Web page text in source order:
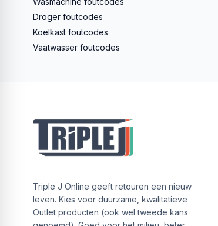
Droger foutcodes
Koelkast foutcodes
Vaatwasser foutcodes
Triple J Online geeft retouren een nieuw
leven. Kies voor duurzame, kwalitatieve
Outlet producten (ook wel tweede kans